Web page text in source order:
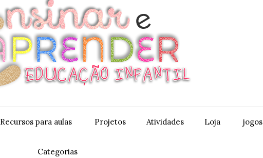
Recursos para aulas Projetos Atividades Loja jogos
Categorias